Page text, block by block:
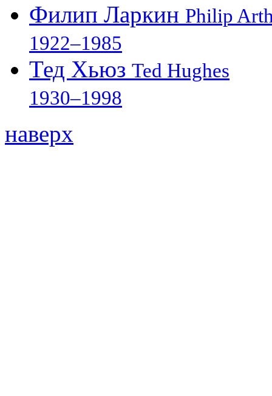
Филип Ларкин Philip
1922–1985
Тед Хьюз Ted Hughes
1930–1998
наверх